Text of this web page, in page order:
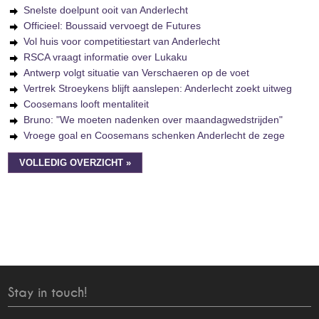
Snelste doelpunt ooit van Anderlecht
Officieel: Boussaid vervoegt de Futures
Vol huis voor competitiestart van Anderlecht
RSCA vraagt informatie over Lukaku
Antwerp volgt situatie van Verschaeren op de voet
Vertrek Stroeykens blijft aanslepen: Anderlecht zoekt uitweg
Coosemans looft mentaliteit
Bruno: "We moeten nadenken over maandagwedstrijden"
Vroege goal en Coosemans schenken Anderlecht de zege
VOLLEDIG OVERZICHT »
Stay in touch!